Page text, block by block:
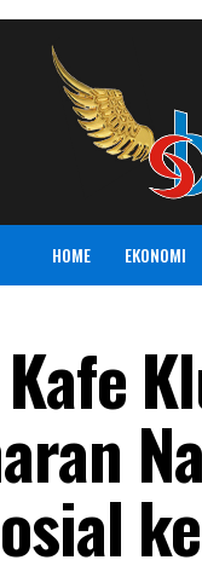
HOME EKONOMI